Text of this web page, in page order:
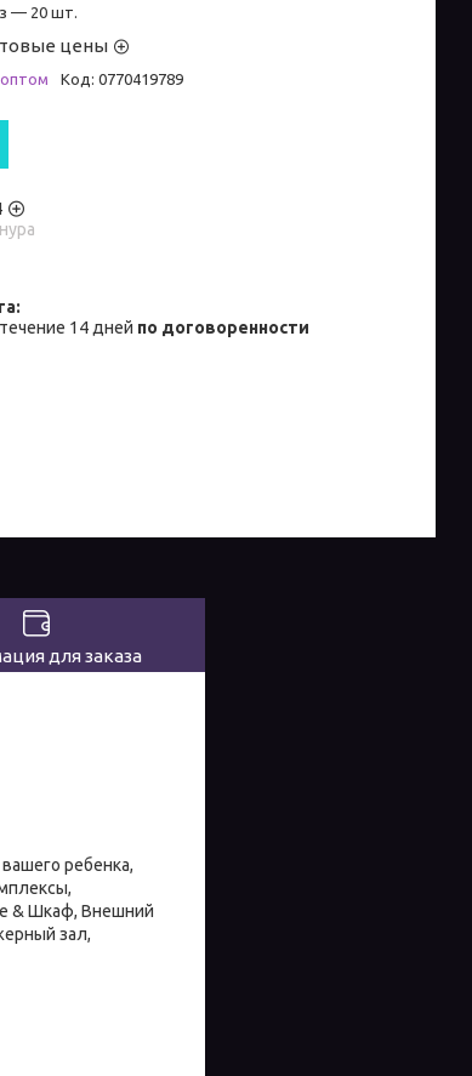
— 20 шт.
цены
Код: 0770419789
14 дней по договоренности
для заказа
ребенка,
& Шкаф, Внешний
зал,